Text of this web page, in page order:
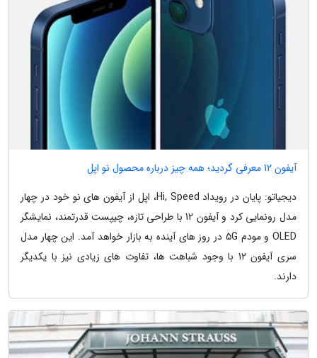
آیفون 12 معرفی گردید؛ همه چیز درباره محصول نو اپل
دیجیاتو: پایان در رویداد Hi, Speed، اپل از آیفون های نو خود در چهار
مدل رونمایی کرد و آیفون 12 با طراحی تازه، چیپست قدرتمند، نمایشگر
OLED و مودم 5G در روز های آینده به بازار خواهد آمد. این چهار مدل
سری آیفون 12 با وجود شباهت ها، تفاوت های زیادی نیز با یکدیگر
دارند.